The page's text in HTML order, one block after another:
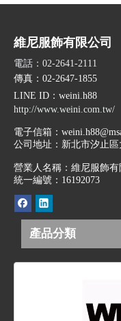
維尼服飾有限公司
電話：02-2641-2111
傳真：02-2647-1855
LINE ID ：weini.h88
http://www.weini.com.tw/
電子信箱：
公司地址： 新北市汐止
營業人名稱：維尼服飾有
統一編號：16192073
產品分類